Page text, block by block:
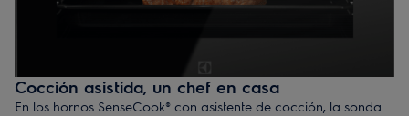
Cocción asistida, un chef en casa
En los hornos SenseCook® con asistente de cocción, la sonda